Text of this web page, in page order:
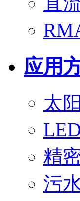
应用
太
精
污